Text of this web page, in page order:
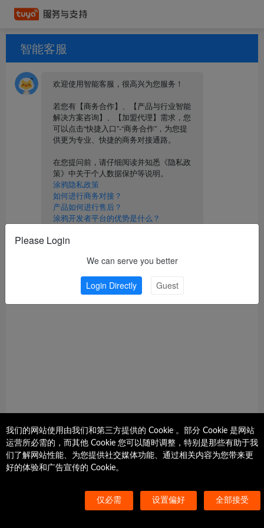
智能客服
欢迎使用智能客服，很高兴为您服务！
若您有【商务合作】、【产品与行业智能
解决方案咨询】、【加盟代理】需求，您
可以点击“快捷入口”-“商务合作”，为您提
供更为专业、快捷的商务对接通路。
在您提问前，请仔细阅读并知悉《隐私政
策》中关于个人数据保护等说明。
涂鸦隐私政策
如何进行商务对接？
产品如何进行售后？
涂鸦开发者平台的优势是什么？
Send
Please Login
We can serve you better
Login Directly Guest
我们的网站使用由我们和第三方提供的 Cookie 。部分 Cookie 是网站
运营所必需的，而其他 Cookie 您可以随时调整，特别是那些有助于我
们了解网站性能、为您提供社交媒体功能、通过相关内容为您带来更
好的体验和广告宣传的 Cookie。
全部接受
设置偏好
仅必需